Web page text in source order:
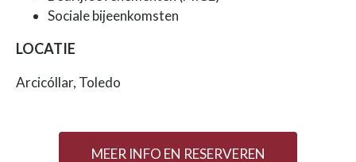
Sociale bijeenkomsten
LOCATIE
Arcicóllar, Toledo
MEER INFO EN RESERVEREN